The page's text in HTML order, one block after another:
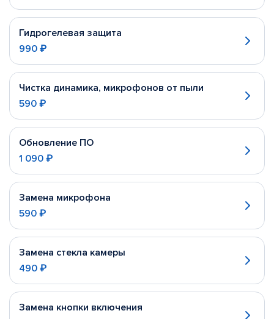
Гидрогелевая защита
990 ₽
Чистка динамика, микрофонов от пыли
590 ₽
Обновление ПО
1 090 ₽
Замена микрофона
590 ₽
Замена стекла камеры
490 ₽
Замена кнопки включения